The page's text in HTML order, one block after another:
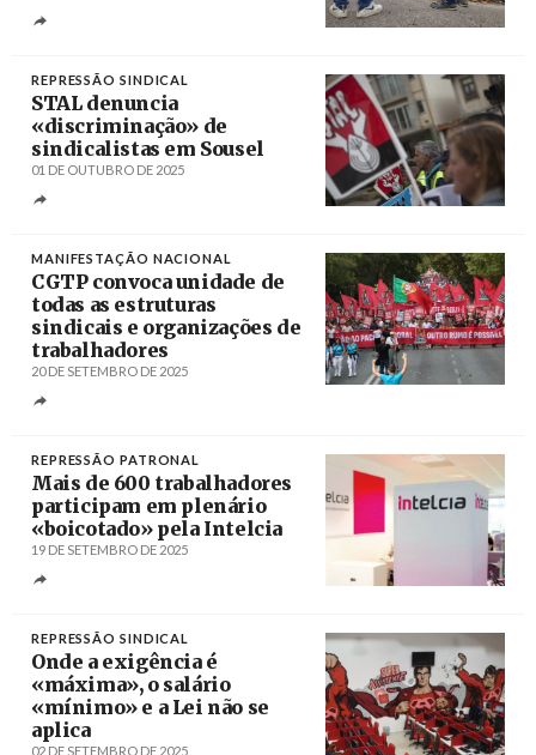
REPRESSÃO SINDICAL
STAL denuncia
«discriminação» de
sindicalistas em Sousel
01 DE OUTUBRO DE 2025
MANIFESTAÇÃO NACIONAL
CGTP convoca unidade de
todas as estruturas
sindicais e organizações de
trabalhadores
20 DE SETEMBRO DE 2025
REPRESSÃO PATRONAL
Mais de 600 trabalhadores
participam em plenário
«boicotado» pela Intelcia
19 DE SETEMBRO DE 2025
REPRESSÃO SINDICAL
Onde a exigência é
«máxima», o salário
«mínimo» e a Lei não se
aplica
02 DE SETEMBRO DE 2025